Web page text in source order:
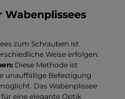
zum Schrauben ist
Weise erfolgen:
Diese Methode ist
unauffällige Befestigung
Das Wabenplissee
eine elegante Optik